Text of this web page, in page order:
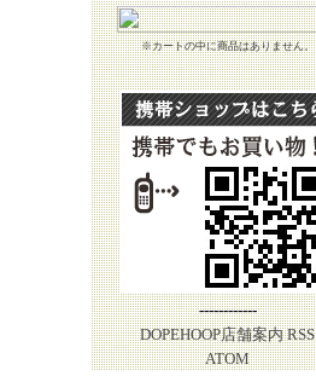
※カートの中に商品はありません。
------------
DOPEHOOP店舗案内 RSS
ATOM